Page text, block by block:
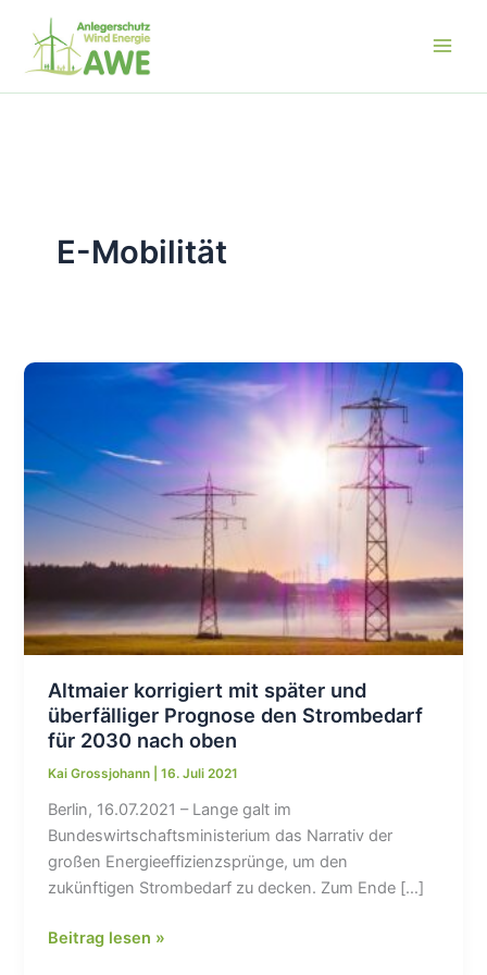
Inhalt
springen
E-Mobilität
Altmaier korrigiert mit später und
überfälliger Prognose den Strombedarf
für 2030 nach oben
Kai Grossjohann |16. Juli 2021
Berlin, 16.07.2021 – Lange galt im
Bundeswirtschaftsministerium das Narrativ der
großen Energieeffizienzsprünge, um den
zukünftigen Strombedarf zu decken. Zum Ende […]
Altmaier
Beitrag lesen »